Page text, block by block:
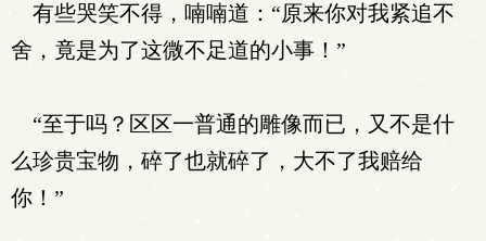
有些哭笑不得，喃喃道：“原来你对我紧追不
舍，竟是为了这微不足道的小事！”
“至于吗？区区一普通的雕像而已，又不是什
么珍贵宝物，碎了也就碎了，大不了我赔给
你！”